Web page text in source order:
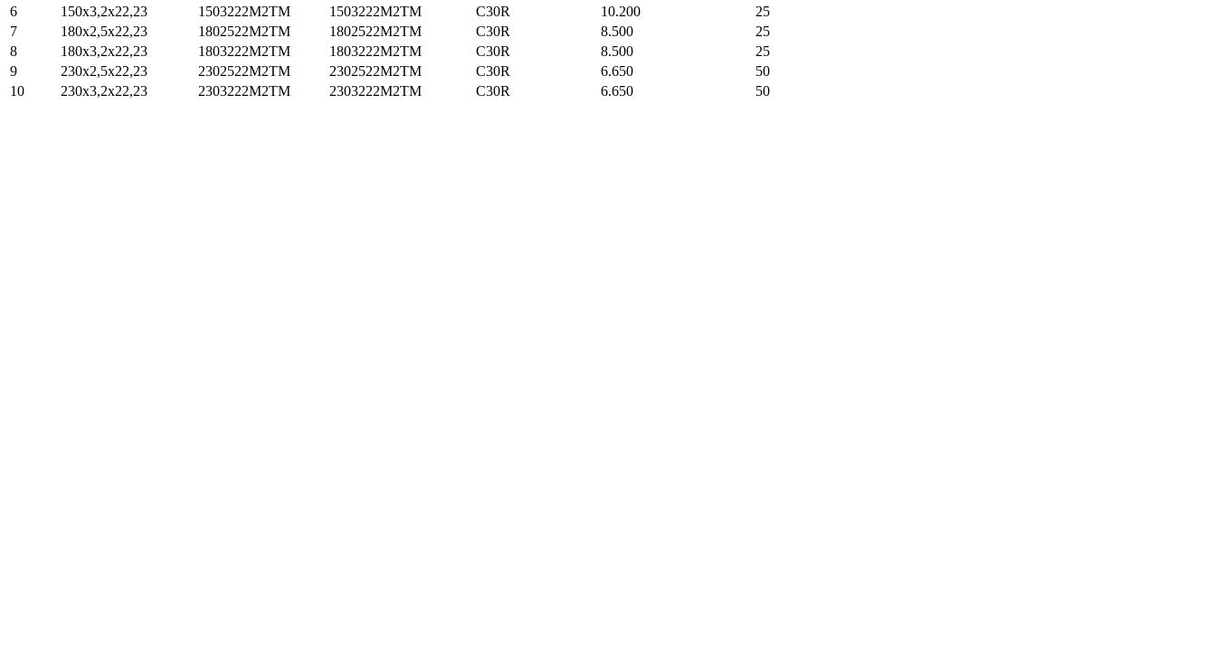
6
150x3,2x22,23 1503222M2TM 1503222M2TM C30R 10.200
25
7
180x2,5x22,23 1802522M2TM 1802522M2TM C30R 8.500
25
8
180x3,2x22,23 1803222M2TM 1803222M2TM C30R 8.500
25
9
230x2,5x22,23 2302522M2TM 2302522M2TM C30R 6.650
50
10
230x3,2x22,23 2303222M2TM 2303222M2TM C30R 6.650 50